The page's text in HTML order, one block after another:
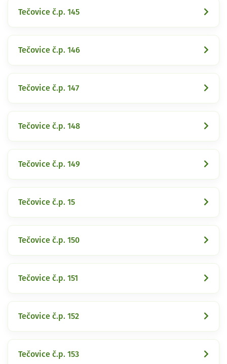
Tečovice č.p. 145
Tečovice č.p. 146
Tečovice č.p. 147
Tečovice č.p. 148
Tečovice č.p. 149
Tečovice č.p. 15
Tečovice č.p. 150
Tečovice č.p. 151
Tečovice č.p. 152
Tečovice č.p. 153